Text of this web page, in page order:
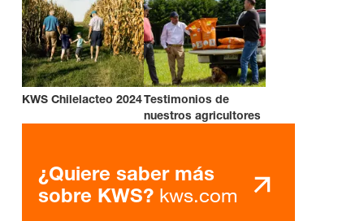
KWS Chilelacteo 2024Testimonios de
nuestros agricultores
¿Quiere saber más
sobre KWS? kws.com